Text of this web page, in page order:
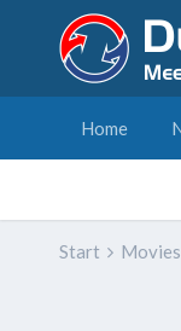
Home
Start Movies